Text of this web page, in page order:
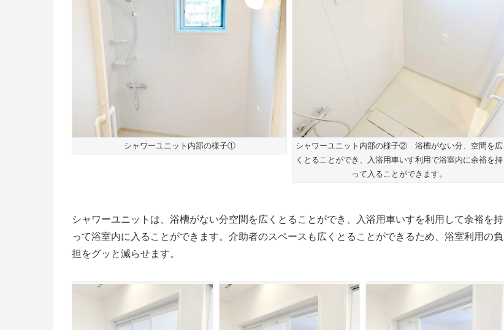
シャワーユニット内部の様子①
シャワーユニット内部の様子② 浴槽がない分、空間を広
くとることができ、入浴用車いす利用で浴室内に余裕を持
って入ることができます。
シャワーユニットは、浴槽がない分空間を広くとることができ、入浴用車いすを利用して余裕を持
って浴室内に入ることができます。介助者のスペースも広くとることができるため、浴室利用の負
担をグッと減らせます。